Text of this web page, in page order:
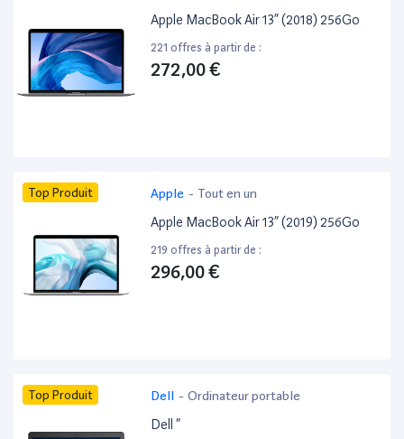
Apple MacBook Air 13” (2018) 256Go
221 offres à partir de :
272,00 €
Top Produit Apple - Tout en un
Apple MacBook Air 13” (2019) 256Go
219 offres à partir de :
296,00 €
Top Produit Dell - Ordinateur portable
Dell ”